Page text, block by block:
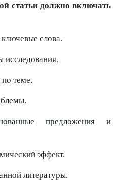
статьи должно включать
слова.
исследования.
теме.
предложения и
эффект.
литературы.